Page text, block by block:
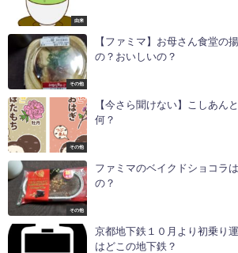
由来
その他
【ファミマ】お母さん食堂の
の？おいしいの？
その他
【今さら聞けない】こしあん
何？
その他
ファミマのベイクドショコラ
の？
京都地下鉄１０月より初乗り
はどこの地下鉄？